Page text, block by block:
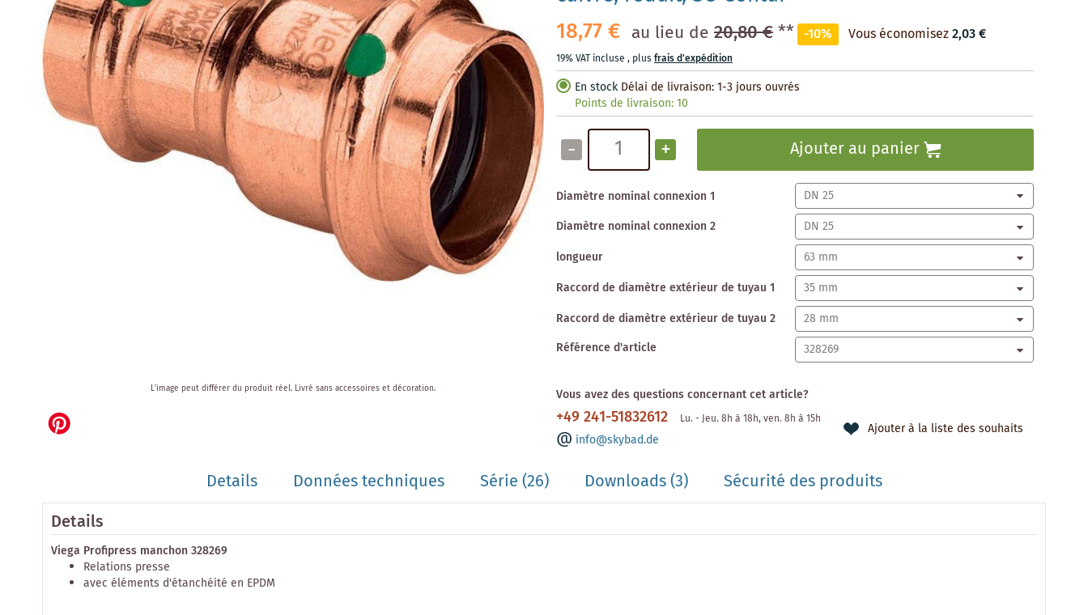
18,77 € au lieu de 20,80 €** -10% Vous économisez2,03 €
19% VAT incluse , plusfrais d'expédition
En stock Délai de livraison: 1-3 jours ouvrés
Points de livraison:10
- + Ajouter au panier
Diamètre nominal connexion 1
Diamètre nominal connexion 2
longueur
Raccord de diamètre extérieur de tuyau 1
Raccord de diamètre extérieur de tuyau 2
Référence d'article
Vous avez des questions concernant cet article?
+49 241-51832612 Lu. - Jeu. 8h à 18h, ven. 8h à 15h
info@skybad.de
Ajouter à la liste des souhaits
the
beginning
L'image peut différer du produit réel. Livré sans accessoires et décoration.
Details Données techniques Série(26) Downloads (3)
Sécurité des produits
Details
Viega Profipress manchon 328269
Relations presse
avec éléments d'étanchéité en EPDM